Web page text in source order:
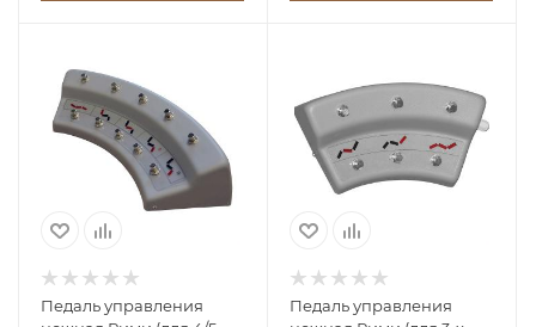
Педаль управления
Педаль управления